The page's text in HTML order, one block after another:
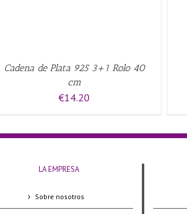
Cadena de Plata 925 3+1 Rolo 40
cm
€14.20
LA EMPRESA
Sobre nosotros